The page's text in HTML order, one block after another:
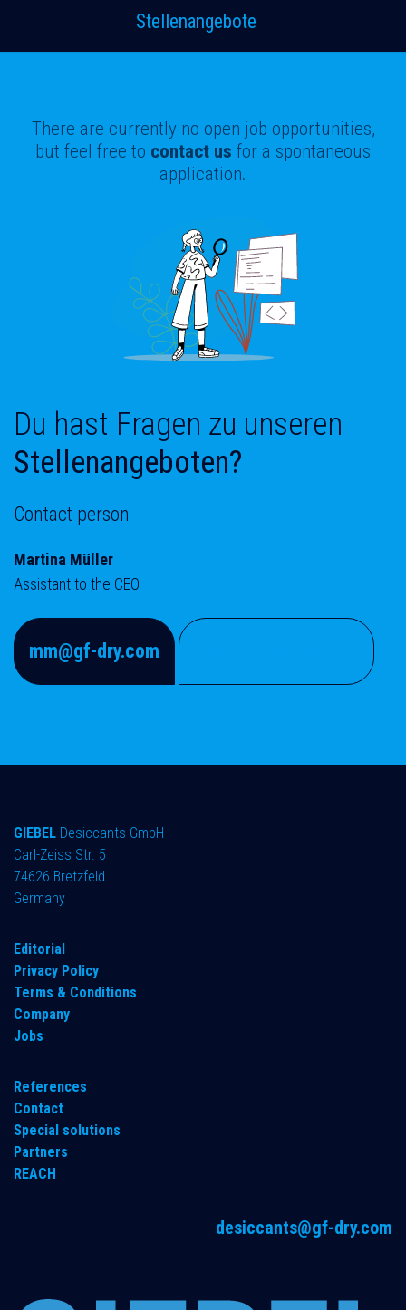
Stellenangebote
There are currently no open job opportunities,
but feel free to contact us for a spontaneous
application.
Du hast Fragen zu unseren
Stellenangeboten?
Contact person
Martina Müller
Assistant to the CEO
mm@gf-dry.com
GIEBEL Desiccants GmbH
Carl-Zeiss Str. 5
74626 Bretzfeld
Germany
​Editorial
Privacy Policy
Terms & Conditions
Company
Jobs
References
Contact
Special solutions
Partners
REACH
desiccants@gf-dry.com